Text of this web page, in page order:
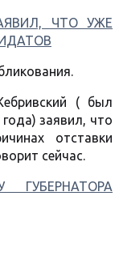
ЧТО УЖЕ
( был
заявил, что
отставки
сейчас.